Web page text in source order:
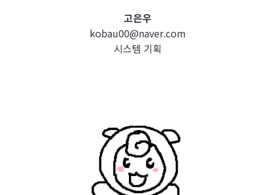
고은우
kobau00@naver.com
시스템 기획